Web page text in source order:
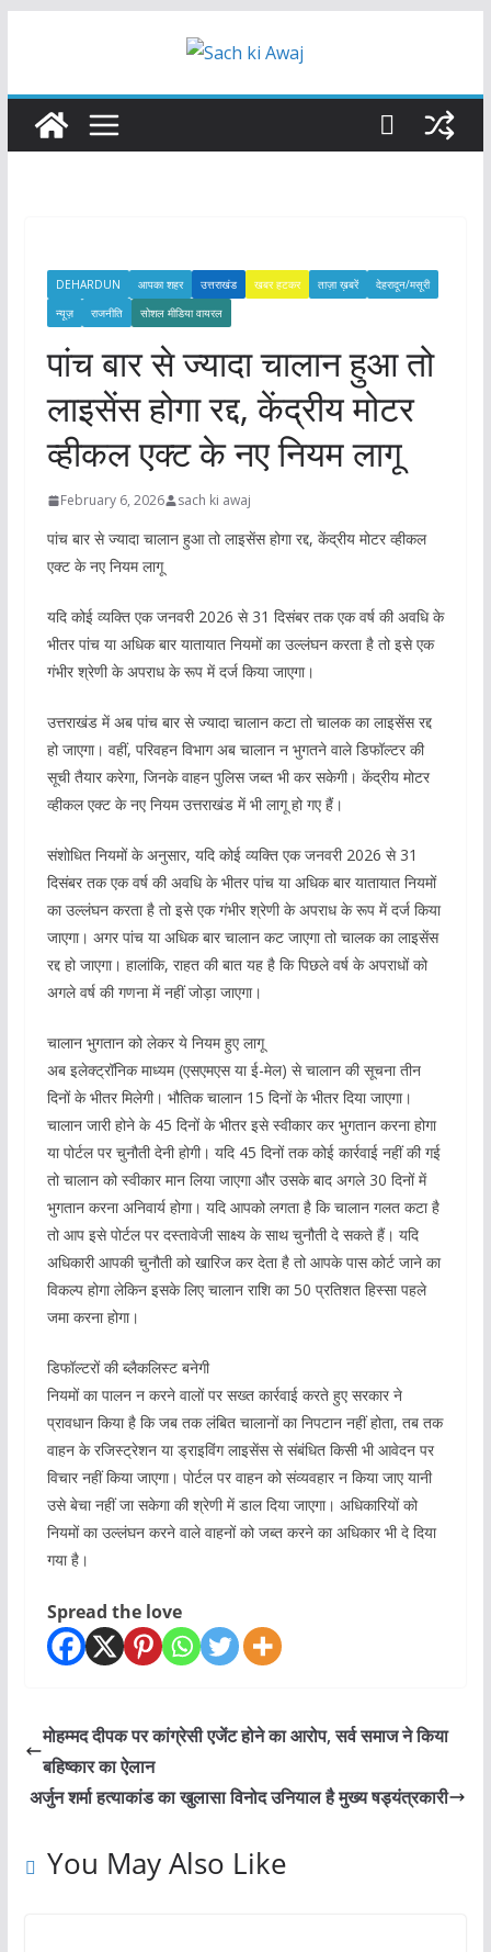
DEHARDUN आपका शहर उत्तराखंड खबर हटकर ताज़ा ख़बरें
देहरादून/मसूरी
न्यूज़
राजनीति सोशल मीडिया वायरल
पांच बार से ज्यादा चालान हुआ तो
लाइसेंस होगा रद्द, केंद्रीय मोटर
व्हीकल एक्ट के नए नियम लागू
February 6, 2026 sach ki awaj
पांच बार से ज्यादा चालान हुआ तो लाइसेंस होगा रद्द, केंद्रीय मोटर व्हीकल
एक्ट के नए नियम लागू
यदि कोई व्यक्ति एक जनवरी 2026 से 31 दिसंबर तक एक वर्ष की अवधि के
भीतर पांच या अधिक बार यातायात नियमों का उल्लंघन करता है तो इसे एक
गंभीर श्रेणी के अपराध के रूप में दर्ज किया जाएगा।
उत्तराखंड में अब पांच बार से ज्यादा चालान कटा तो चालक का लाइसेंस रद्द
हो जाएगा। वहीं, परिवहन विभाग अब चालान न भुगतने वाले डिफॉल्टर की
सूची तैयार करेगा, जिनके वाहन पुलिस जब्त भी कर सकेगी। केंद्रीय मोटर
व्हीकल एक्ट के नए नियम उत्तराखंड में भी लागू हो गए हैं।
संशोधित नियमों के अनुसार, यदि कोई व्यक्ति एक जनवरी 2026 से 31
दिसंबर तक एक वर्ष की अवधि के भीतर पांच या अधिक बार यातायात नियमों
का उल्लंघन करता है तो इसे एक गंभीर श्रेणी के अपराध के रूप में दर्ज किया
जाएगा। अगर पांच या अधिक बार चालान कट जाएगा तो चालक का लाइसेंस
रद्द हो जाएगा। हालांकि, राहत की बात यह है कि पिछले वर्ष के अपराधों को
अगले वर्ष की गणना में नहीं जोड़ा जाएगा।
चालान भुगतान को लेकर ये नियम हुए लागू
अब इलेक्ट्रॉनिक माध्यम (एसएमएस या ई-मेल) से चालान की सूचना तीन
दिनों के भीतर मिलेगी। भौतिक चालान 15 दिनों के भीतर दिया जाएगा।
चालान जारी होने के 45 दिनों के भीतर इसे स्वीकार कर भुगतान करना होगा
या पोर्टल पर चुनौती देनी होगी। यदि 45 दिनों तक कोई कार्रवाई नहीं की गई
तो चालान को स्वीकार मान लिया जाएगा और उसके बाद अगले 30 दिनों में
भुगतान करना अनिवार्य होगा। यदि आपको लगता है कि चालान गलत कटा है
तो आप इसे पोर्टल पर दस्तावेजी साक्ष्य के साथ चुनौती दे सकते हैं। यदि
अधिकारी आपकी चुनौती को खारिज कर देता है तो आपके पास कोर्ट जाने का
विकल्प होगा लेकिन इसके लिए चालान राशि का 50 प्रतिशत हिस्सा पहले
जमा करना होगा।
डिफॉल्टरों की ब्लैकलिस्ट बनेगी
नियमों का पालन न करने वालों पर सख्त कार्रवाई करते हुए सरकार ने
प्रावधान किया है कि जब तक लंबित चालानों का निपटान नहीं होता, तब तक
वाहन के रजिस्ट्रेशन या ड्राइविंग लाइसेंस से संबंधित किसी भी आवेदन पर
विचार नहीं किया जाएगा। पोर्टल पर वाहन को संव्यवहार न किया जाए यानी
उसे बेचा नहीं जा सकेगा की श्रेणी में डाल दिया जाएगा। अधिकारियों को
नियमों का उल्लंघन करने वाले वाहनों को जब्त करने का अधिकार भी दे दिया
गया है।
Spread the love
मोहम्मद दीपक पर कांग्रेसी एजेंट होने का आरोप, सर्व समाज ने किया
बहिष्कार का ऐलान
अर्जुन शर्मा हत्याकांड का खुलासा विनोद उनियाल है मुख्य षड्यंत्रकारी
You May Also Like